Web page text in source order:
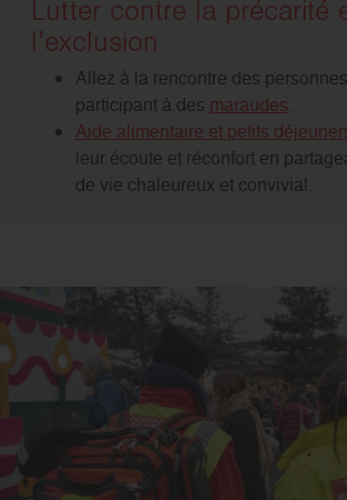
Lutter contre la précarité
l’exclusion
Allez à la rencontre des
participant à des maraudes.
Aide alimentaire et petits
leur écoute et réconfort en
de vie chaleureux et convivial.